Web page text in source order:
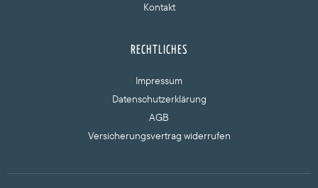
Kontakt
RECHTLICHES
Impressum
Datenschutzerklärung
AGB
Versicherungsvertrag widerrufen